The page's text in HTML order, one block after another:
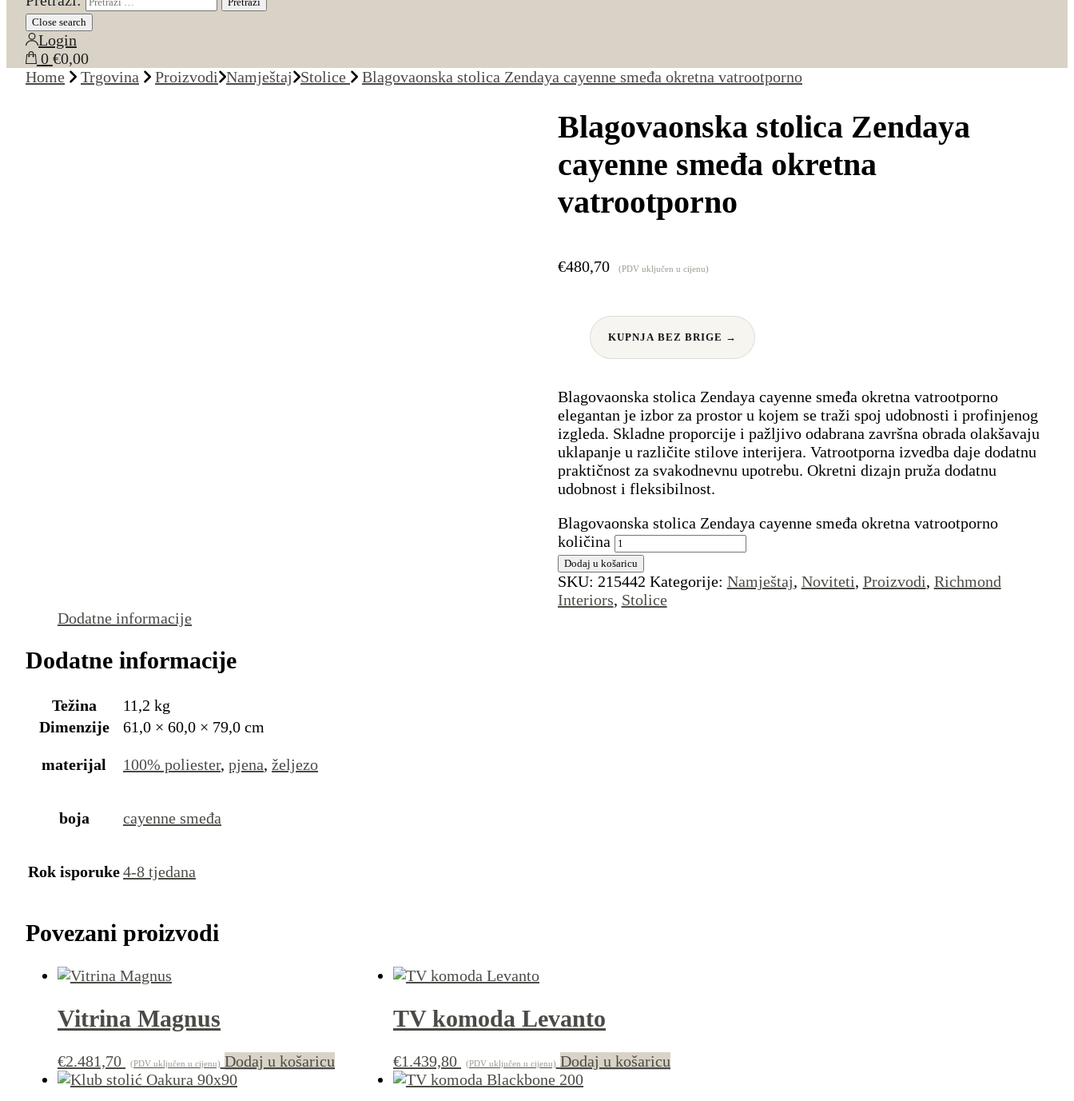
Close search
Login
0 €0,00
Home
Trgovina Proizvodi Namještaj Stolice Blagovaonska stolica Zendaya cayenne smeđa okretna vatrootporno
Blagovaonska stolica Zendaya
cayenne smeđa okretna
vatrootporno
€480,70 (PDV uključen u cijenu)
KUPNJA BEZ BRIGE →
Blagovaonska stolica Zendaya cayenne smeđa okretna vatrootporno
elegantan je izbor za prostor u kojem se traži spoj udobnosti i profinjenog
izgleda. Skladne proporcije i pažljivo odabrana završna obrada olakšavaju
uklapanje u različite stilove interijera. Vatrootporna izvedba daje dodatnu
praktičnost za svakodnevnu upotrebu. Okretni dizajn pruža dodatnu
udobnost i fleksibilnost.
Blagovaonska stolica Zendaya cayenne smeđa okretna vatrootporno
količina
Dodaj u košaricu
SKU: 215442 Kategorije: Namještaj, Noviteti, Proizvodi, Richmond
Interiors, Stolice
Dodatne informacije
Dodatne informacije
Težina
11,2 kg
Dimenzije
61,0 × 60,0 × 79,0 cm
materijal 100% poliester, pjena, željezo
boja cayenne smeđa
Rok isporuke4-8 tjedana
Povezani proizvodi
Vitrina Magnus
€2.481,70 (PDV uključen u cijenu) Dodaj u košaricu
TV komoda Levanto
€1.439,80 (PDV uključen u cijenu) Dodaj u košaricu